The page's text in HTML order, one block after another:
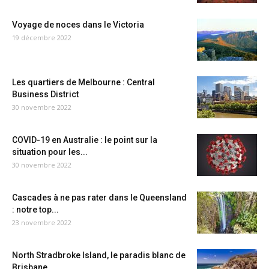
Voyage de noces dans le Victoria
19 décembre 2022
Les quartiers de Melbourne : Central
Business District
30 novembre 2022
COVID-19 en Australie : le point sur la
situation pour les...
30 novembre 2022
Cascades à ne pas rater dans le Queensland
: notre top...
23 novembre 2022
North Stradbroke Island, le paradis blanc de